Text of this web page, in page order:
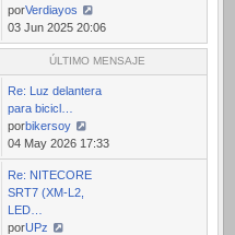
porVerdiayos
Ver
último
mensaje
03 Jun 2025 20:06
ÚLTIMO MENSAJE
Re: Luz delantera
para bicicl…
porbikersoy
Ver
último
mensaje
04 May 2026 17:33
Re: NITECORE
SRT7 (XM-L2,
LED…
porUPz